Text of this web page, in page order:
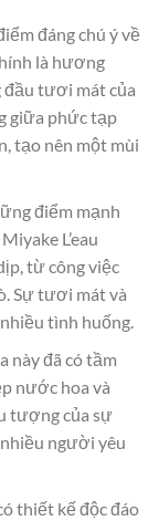
đáng chú ý về
là hương
đầu tươi mát của
giữa phức tạp
tạo nên một mùi
điểm mạnh
L’eau
từ công việc
Sự tươi mát và
tình huống.
này đã có tầm
nước hoa và
tượng của sự
người yêu
thiết kế độc đáo